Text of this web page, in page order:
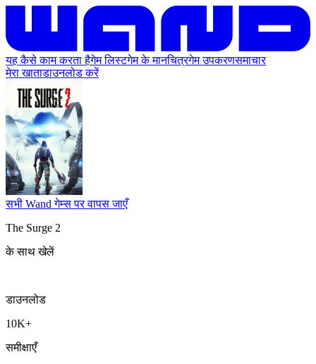
यह कैसे काम करता हैगेम लिस्टगेम के मानचित्रगेम उपकरणसमाचार
मेरा खाताडाउनलोड करें
सभी Wand गेम्स पर वापस जाएँ
The Surge 2
के साथ खेलें
डाउनलोड
10K+
समीक्षाएँ